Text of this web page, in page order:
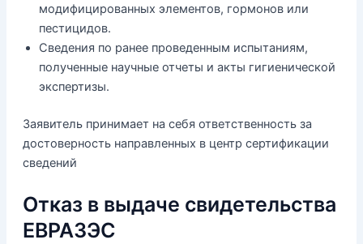
модифицированных элементов, гормонов или
пестицидов.
Сведения по ранее проведенным испытаниям,
полученные научные отчеты и акты гигиенической
экспертизы.
Заявитель принимает на себя ответственность за
достоверность направленных в центр сертификации
сведений
Отказ в выдаче свидетельства
ЕВРАЗЭС